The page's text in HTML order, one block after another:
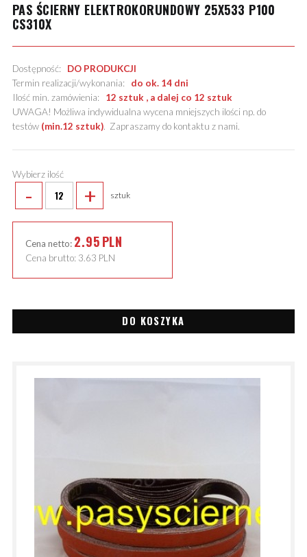
PAS ŚCIERNY ELEKTROKORUNDOWY 25X533 P100
CS310X
Dostępność: DO PRODUKCJI
Termin realizacji/wykonania: do ok. 14 dni
Ilość min. zamówienia: 12 sztuk , a dalej co 12 sztuk
UWAGA! Możliwa indywidualna wycena mniejszych ilości np. do
testów (min.12 sztuk). Zapraszamy do kontaktu z nami.
Wybierz ilość
- + sztuk
Cena netto: 2.95PLN
Cena brutto: 3.63 PLN
DO KOSZYKA